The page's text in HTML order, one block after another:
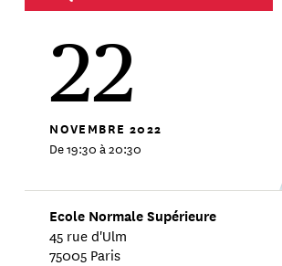
22
NOVEMBRE 2022
De 19:30 à 20:30
Ecole Normale Supérieure
45 rue d'Ulm
75005 Paris